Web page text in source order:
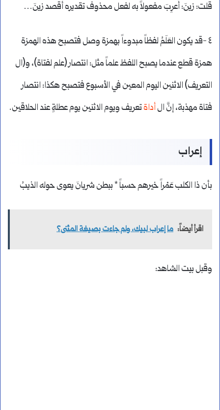
قلت: زينَ: أُعرِبَ مفعولاً به لفعل محذوف تقديره أقصد زينَ…
٤ -قد يكون العَلَمُ لفظاً مبدوءاً بهمزة وصل فتصبح هذه الهمزة
همزة قطع عندما يصبح اللفظ علماً مثل: انتصار (علم لفتاة)، و(ال
التعريف) الاثنين اليوم المعين في الأسبوع فتصبح هكذا: انتصار
فتاة مهذبة، إنَّ الأداةتعريف ويوم الاثنين يوم عطلةٍ عند الحلاقين.
إعراب
بأن ذا الكلب عَمْراً خيرهم حسباً * ببطن شريانَ يعوى حوله الذيبُ
اقرأ أيضاً: ما إعراب لبيك، ولم جاءت بصيغة المثنى؟
وقبل بيت الشاهد: